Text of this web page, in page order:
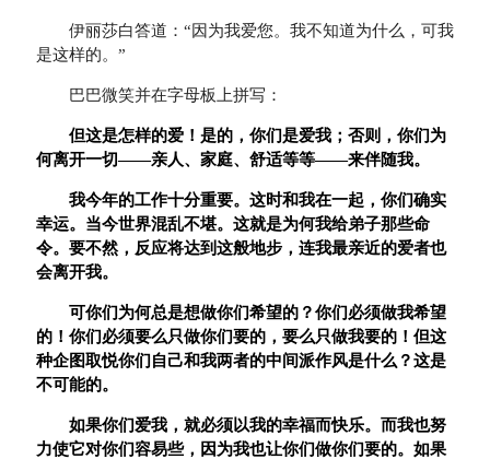
伊丽莎白答道：“因为我爱您。我不知道为什么，可我
是这样的。”
巴巴微笑并在字母板上拼写：
但这是怎样的爱！是的，你们是爱我；否则，你们为
何离开一切——亲人、家庭、舒适等等——来伴随我。
我今年的工作十分重要。这时和我在一起，你们确实
幸运。当今世界混乱不堪。这就是为何我给弟子那些命
令。要不然，反应将达到这般地步，连我最亲近的爱者也
会离开我。
可你们为何总是想做你们希望的？你们必须做我希望
的！你们必须要么只做你们要的，要么只做我要的！但这
种企图取悦你们自己和我两者的中间派作风是什么？这是
不可能的。
如果你们爱我，就必须以我的幸福而快乐。而我也努
力使它对你们容易些，因为我也让你们做你们要的。如果